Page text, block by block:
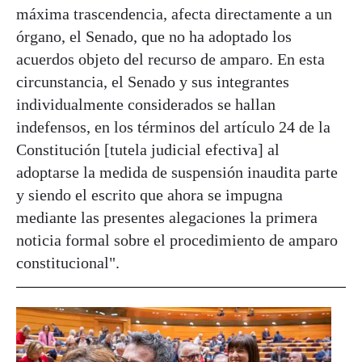
máxima trascendencia, afecta directamente a un
órgano, el Senado, que no ha adoptado los
acuerdos objeto del recurso de amparo. En esta
circunstancia, el Senado y sus integrantes
individualmente considerados se hallan
indefensos, en los términos del artículo 24 de la
Constitución [tutela judicial efectiva] al
adoptarse la medida de suspensión inaudita parte
y siendo el escrito que ahora se impugna
mediante las presentes alegaciones la primera
noticia formal sobre el procedimiento de amparo
constitucional".